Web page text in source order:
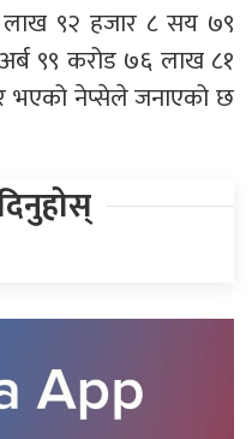
९२ हजार ८ सय ७९
९९ करोड ७६ लाख ८१
भएको नेप्सेले जनाएको छ